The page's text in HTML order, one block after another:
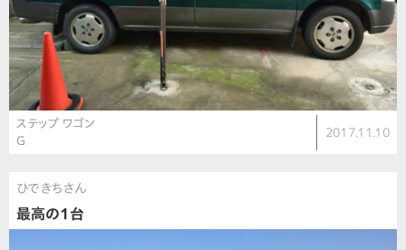
ステップ ワゴン
G
2017.11.10
ひできちさん
最高の1台